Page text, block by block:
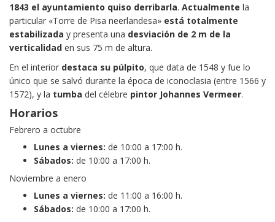
1843 el ayuntamiento quiso derribarla. Actualmente la
particular «Torre de Pisa neerlandesa» está totalmente
estabilizada y presenta una desviación de 2 m de la
verticalidad en sus 75 m de altura.
En el interior destaca su púlpito, que data de 1548 y fue lo
único que se salvó durante la época de iconoclasia (entre 1566 y
1572), y la tumba del célebre pintor Johannes Vermeer.
Horarios
Febrero a octubre
Lunes a viernes: de 10:00 a 17:00 h.
Sábados: de 10:00 a 17:00 h.
Noviembre a enero
Lunes a viernes: de 11:00 a 16:00 h.
Sábados: de 10:00 a 17:00 h.